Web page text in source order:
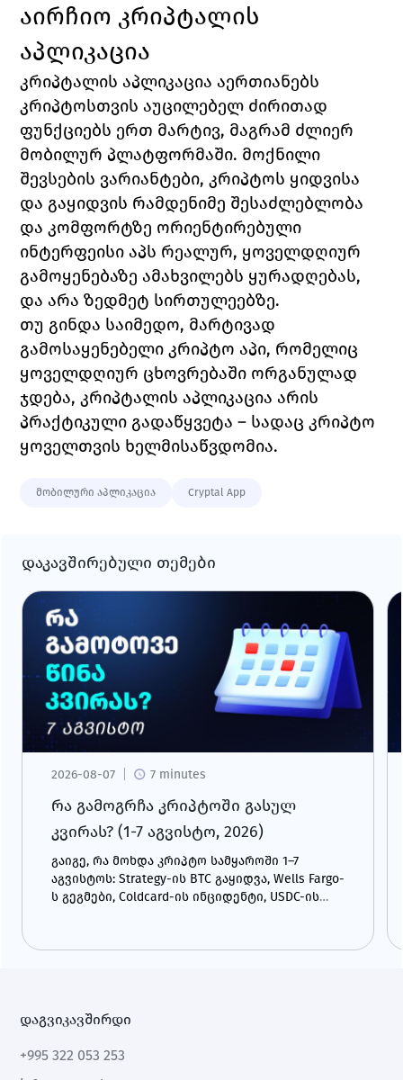
აირჩიო კრიპტალის
აპლიკაცია
კრიპტალის აპლიკაცია აერთიანებს
კრიპტოსთვის აუცილებელ ძირითად
ფუნქციებს ერთ მარტივ, მაგრამ ძლიერ
მობილურ პლატფორმაში. მოქნილი
შევსების ვარიანტები, კრიპტოს ყიდვისა
და გაყიდვის რამდენიმე შესაძლებლობა
და კომფორტზე ორიენტირებული
ინტერფეისი აპს რეალურ, ყოველდღიურ
გამოყენებაზე ამახვილებს ყურადღებას,
და არა ზედმეტ სირთულეებზე.
თუ გინდა საიმედო, მარტივად
გამოსაყენებელი კრიპტო აპი, რომელიც
ყოველდღიურ ცხოვრებაში ორგანულად
ჯდება, კრიპტალის აპლიკაცია არის
პრაქტიკული გადაწყვეტა – სადაც კრიპტო
ყოველთვის ხელმისაწვდომია.
მობილური აპლიკაცია Cryptal App
დაკავშირებული თემები
2026-08-07 7 minutes
რა გამოგრჩა კრიპტოში გასულ
კვირას? (1-7 აგვისტო, 2026)
გაიგე, რა მოხდა კრიპტო სამყაროში 1–7
აგვისტოს: Strategy-ის BTC გაყიდვა, Wells Fargo-
ს გეგმები, Coldcard-ის ინციდენტი, USDC-ის
დაგვიკავშირდი
+995 322 053 253